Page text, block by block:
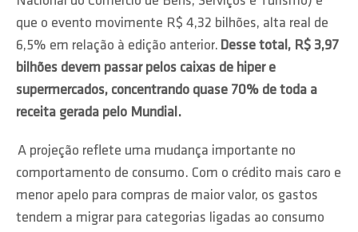
que o evento movimente R$ 4,32 bilhões, alta real de
6,5% em relação à edição anterior. Desse total, R$ 3,97
bilhões devem passar pelos caixas de hiper e
supermercados, concentrando quase 70% de toda a
receita gerada pelo Mundial.
A projeção reflete uma mudança importante no
comportamento de consumo. Com o crédito mais caro e
menor apelo para compras de maior valor, os gastos
tendem a migrar para categorias ligadas ao consumo